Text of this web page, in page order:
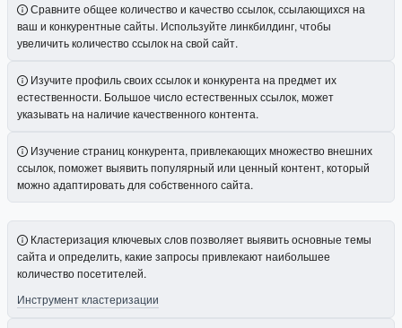
Сравните общее количество и качество ссылок, ссылающихся на
ваш и конкурентные сайты. Используйте линкбилдинг, чтобы
увеличить количество ссылок на свой сайт.
Изучите профиль своих ссылок и конкурента на предмет их
естественности. Большое число естественных ссылок, может
указывать на наличие качественного контента.
Изучение страниц конкурента, привлекающих множество внешних
ссылок, поможет выявить популярный или ценный контент, который
можно адаптировать для собственного сайта.
Кластеризация ключевых слов позволяет выявить основные темы
сайта и определить, какие запросы привлекают наибольшее
количество посетителей.
Инструмент кластеризации